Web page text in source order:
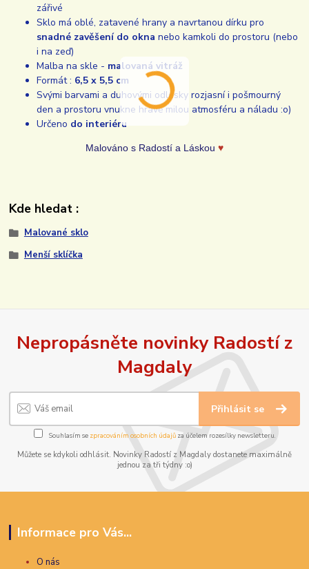
zářivé
Sklo má oblé, zatavené hrany a navrtanou dírku pro
snadné zavěšení do okna nebo kamkoli do prostoru (nebo
i na zeď)
Malba na skle - malovaná vitráž
Formát : 6,5 x 5,5 cm
Svými barvami a duhovými odlesky rozjasní i pošmourný
den a prostoru vnukne hravě milou atmosféru a náladu :o)
Určeno do interiéru
Malováno s Radostí a Láskou ♥
Kde hledat :
Malované sklo
Menší sklíčka
Nepropásněte novinky Radostí z
Magdaly
Přihlásit se
Souhlasím se zpracováním osobních údajůza účelem rozesílky newsletteru.
Můžete se kdykoli odhlásit. Novinky Radostí z Magdaly dostanete maximálně
jednou za tři týdny :o)
Informace pro Vás...
O nás